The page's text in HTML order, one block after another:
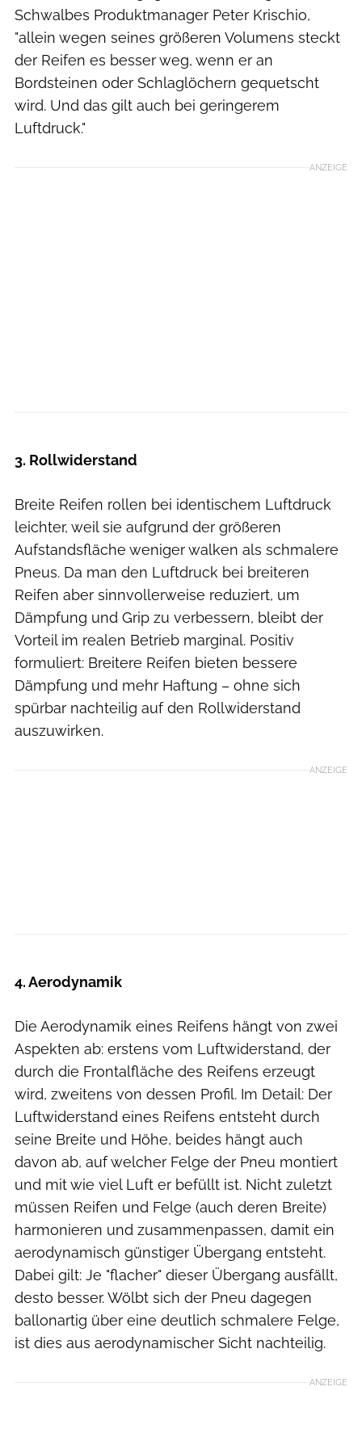
Schwalbes Produktmanager Peter Krischio,
"allein wegen seines größeren Volumens steckt
der Reifen es besser weg, wenn er an
Bordsteinen oder Schlaglöchern gequetscht
wird. Und das gilt auch bei geringerem
Luftdruck."
ANZEIGE
3. Rollwiderstand
Breite Reifen rollen bei identischem Luftdruck
leichter, weil sie aufgrund der größeren
Aufstandsfläche weniger walken als schmalere
Pneus. Da man den Luftdruck bei breiteren
Reifen aber sinnvollerweise reduziert, um
Dämpfung und Grip zu verbessern, bleibt der
Vorteil im realen Betrieb marginal. Positiv
formuliert: Breitere Reifen bieten bessere
Dämpfung und mehr Haftung – ohne sich
spürbar nachteilig auf den Rollwiderstand
auszuwirken.
ANZEIGE
4. Aerodynamik
Die Aerodynamik eines Reifens hängt von zwei
Aspekten ab: erstens vom Luftwiderstand, der
durch die Frontalfläche des Reifens erzeugt
wird, zweitens von dessen Profil. Im Detail: Der
Luftwiderstand eines Reifens entsteht durch
seine Breite und Höhe, beides hängt auch
davon ab, auf welcher Felge der Pneu montiert
und mit wie viel Luft er befüllt ist. Nicht zuletzt
müssen Reifen und Felge (auch deren Breite)
harmonieren und zusammenpassen, damit ein
aerodynamisch günstiger Übergang entsteht.
Dabei gilt: Je "flacher" dieser Übergang ausfällt,
desto besser. Wölbt sich der Pneu dagegen
ballonartig über eine deutlich schmalere Felge,
ist dies aus aerodynamischer Sicht nachteilig.
ANZEIGE